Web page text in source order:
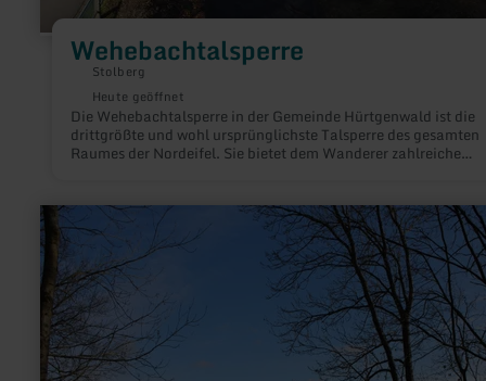
Wehebachtalsperre
Stolberg
Heute geöffnet
Die Wehebachtalsperre in der Gemeinde Hürtgenwald ist die
drittgrößte und wohl ursprünglichste Talsperre des gesamten
Raumes der Nordeifel. Sie bietet dem Wanderer zahlreiche
mehr
erfahren
zu:
Eifel-
Blick
"Jugendherberge"
in
Simmerath-
Rurberg